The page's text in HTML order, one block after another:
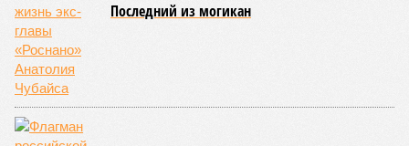
Последний из могикан